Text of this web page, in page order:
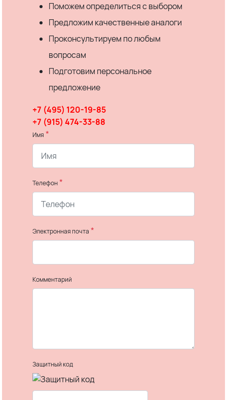
Поможем определиться с выбором
Предложим качественные аналоги
Проконсультируем по любым
вопросам
Подготовим персональное
предложение
+7 (495) 120-19-85
+7 (915) 474-33-88
Имя *
Телефон*
Электронная почта *
Комментарий
Защитный код